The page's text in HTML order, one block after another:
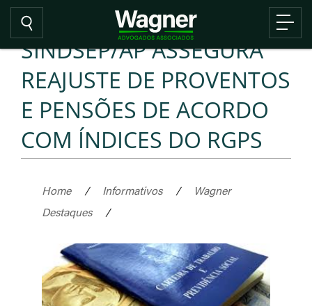
SINDSEP/AP ASSEGURA
REAJUSTE DE PROVENTOS
E PENSÕES DE ACORDO
COM ÍNDICES DO RGPS
Home / Informativos /
Wagner
Destaques
/